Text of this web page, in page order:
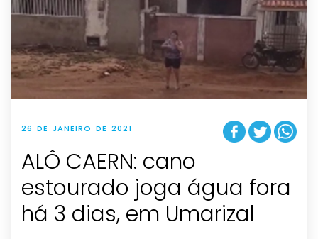
26 DE JANEIRO DE 2021
ALÔ CAERN: cano
estourado joga água fora
há 3 dias, em Umarizal